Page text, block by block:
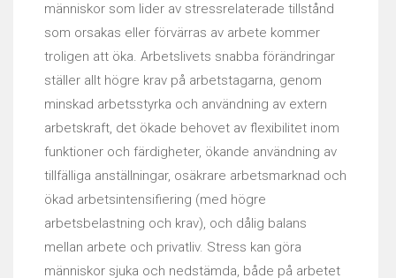
människor som lider av stressrelaterade tillstånd
som orsakas eller förvärras av arbete kommer
troligen att öka. Arbetslivets snabba förändringar
ställer allt högre krav på arbetstagarna, genom
minskad arbetsstyrka och användning av extern
arbetskraft, det ökade behovet av flexibilitet inom
funktioner och färdigheter, ökande användning av
tillfälliga anställningar, osäkrare arbetsmarknad och
ökad arbetsintensifiering (med högre
arbetsbelastning och krav), och dålig balans
mellan arbete och privatliv. Stress kan göra
människor sjuka och nedstämda, både på arbetet